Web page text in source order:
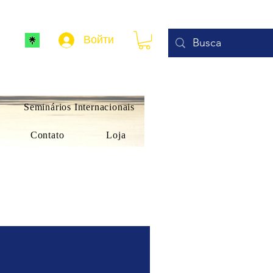
Войти
Seminários Internacionais
Contato Loja